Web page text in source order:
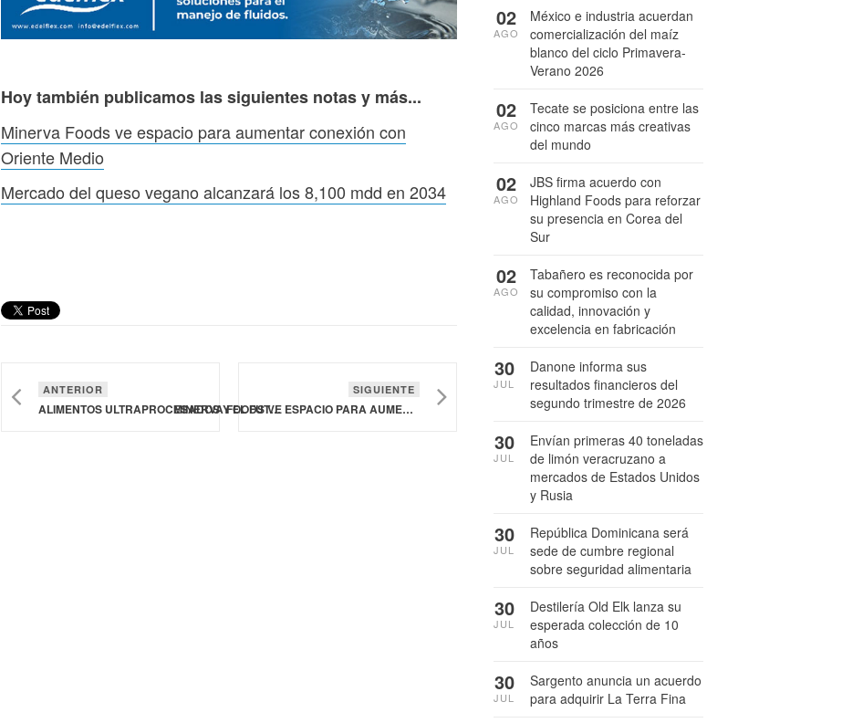
Hoy también publicamos las siguientes notas y más...
Minerva Foods ve espacio para aumentar conexión con
Oriente Medio
Mercado del queso vegano alcanzará los 8,100 mdd en 2034
ANTERIOR
ALIMENTOS ULTRAPROCESADOS ​​Y EL FUTURO DE LA FDA ENTRE CONFERENCIAS MAGISTRALES Y SESIONES DESTACADAS EN IFT FIRST
SIGUIENTE
MINERVA FOODS VE ESPACIO PARA AUMENTAR CONEXIÓN CON ORIENTE MEDIO
México e industria acuerdan
comercialización del maíz
blanco del ciclo Primavera-
Verano 2026
02
AGO
Tecate se posiciona entre las
cinco marcas más creativas
del mundo
02
AGO
JBS firma acuerdo con
Highland Foods para reforzar
su presencia en Corea del
Sur
02
AGO
Tabañero es reconocida por
su compromiso con la
calidad, innovación y
excelencia en fabricación
02
AGO
Danone informa sus
resultados financieros del
segundo trimestre de 2026
30
JUL
Envían primeras 40 toneladas
de limón veracruzano a
mercados de Estados Unidos
y Rusia
30
JUL
República Dominicana será
sede de cumbre regional
sobre seguridad alimentaria
30
JUL
Destilería Old Elk lanza su
esperada colección de 10
años
30
JUL
Sargento anuncia un acuerdo
para adquirir La Terra Fina
30
JUL